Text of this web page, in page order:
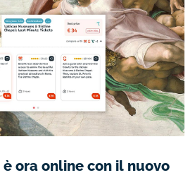
ora online con il nuovo